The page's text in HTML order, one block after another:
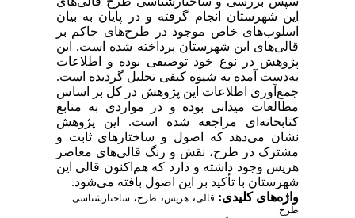
این شهرستان انجام گرفته و در پایان به بیان
اسلوب‌های خاص موجود در طرح‌های حاکم بر
قالی‌های این شهرستان پرداخته شده است. این
پژوهش در نوع خود توصیفی بوده و اطلاعات
به‌دست آمده به شیوه کیفی تحلیل گردیده است.
جمع‌آوری اطلاعات این پژوهش در کل بر اساس
مطالعات میدانی بوده و در مواردی به منابع
کتابخانه‌ای مراجعه شده است. این پژوهش
نشان می‌دهد که اصول و ساختارهای ثابت و
مشترک در طرح، نقش و رنگ قالی‌های معاصر
هریس وجود داشته و دارد که هم‌اکنون قالی این
شهرستان با تأکید بر این اصول بافته می‌شود.
واژه‌های کلیدی: قالی، هریس، طرح، ساختار‌شناسی
طرح